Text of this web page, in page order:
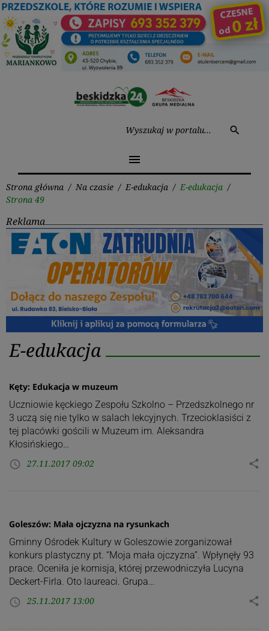
Przejdź
do
treści
search
menu
Strona główna / Na czasie / E-edukacja / E-edukacja /
Strona 49
Reklama
E-
edukacja
E-edukacja
Kęty: Edukacja w muzeum
Uczniowie kęckiego Zespołu Szkolno – Przedszkolnego nr
3 uczą się nie tylko w salach lekcyjnych. Trzecioklasiści z
tej placówki gościli w Muzeum im. Aleksandra
Kłosińskiego…
access_time 27.11.2017 09:02 share
Goleszów: Mała ojczyzna na rysunkach
Gminny Ośrodek Kultury w Goleszowie zorganizował
konkurs plastyczny pt. “Moja mała ojczyzna”. Wpłynęły 93
prace. Oceniła je komisja, której przewodniczyła Lucyna
Deckert-Firla. Oto laureaci. Grupa…
access_time 25.11.2017 13:00 share